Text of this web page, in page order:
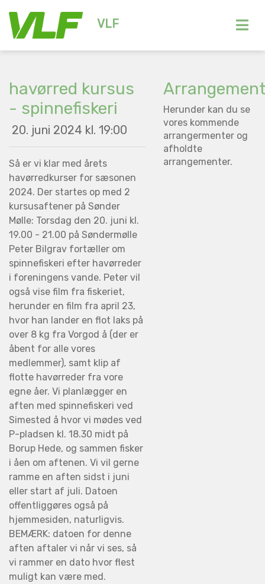
VLF
havørred kursus
- spinnefiskeri
20. juni 2024 kl. 19:00
Så er vi klar med årets
havørredkurser for sæsonen
2024. Der startes op med 2
kursusaftener på Sønder
Mølle: Torsdag den 20. juni kl.
19.00 - 21.00 på Søndermølle
Peter Bilgrav fortæller om
spinnefiskeri efter havørreder
i foreningens vande. Peter vil
også vise film fra fiskeriet,
herunder en film fra april 23,
hvor han lander en flot laks på
over 8 kg fra Vorgod å (der er
åbent for alle vores
medlemmer), samt klip af
flotte havørreder fra vore
egne åer. Vi planlægger en
aften med spinnefiskeri ved
Simested å hvor vi mødes ved
P-pladsen kl. 18.30 midt på
Borup Hede, og sammen fisker
i åen om aftenen. Vi vil gerne
ramme en aften sidst i juni
eller start af juli. Datoen
offentliggøres også på
hjemmesiden, naturligvis.
BEMÆRK: datoen for denne
aften aftaler vi når vi ses, så
vi rammer en dato hvor flest
muligt kan være med.
Herunder kan du se
vores kommende
arrangermenter og
afholdte
arrangementer.